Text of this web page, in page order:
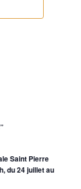
Saint Pierre
du 24 juillet au